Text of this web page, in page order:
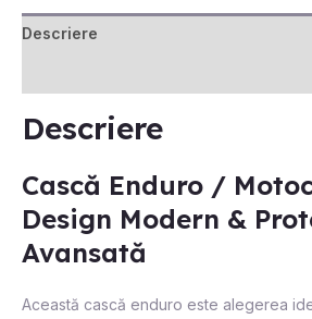
Descriere
Descriere
Cască Enduro /
Design Modern &
Avansată
Această cască enduro este alegerea